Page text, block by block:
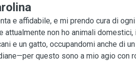
e affidabile, e mi prendo cura di
attualmente non ho animali domestici,
e un gatto, occupandomi anche di
questo sono a mio agio con